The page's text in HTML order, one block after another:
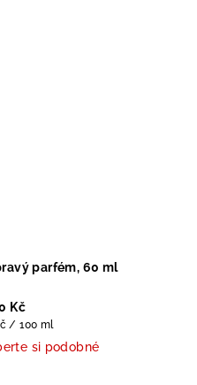
parfém, 60 ml
Kč
/ 100 ml
si podobné